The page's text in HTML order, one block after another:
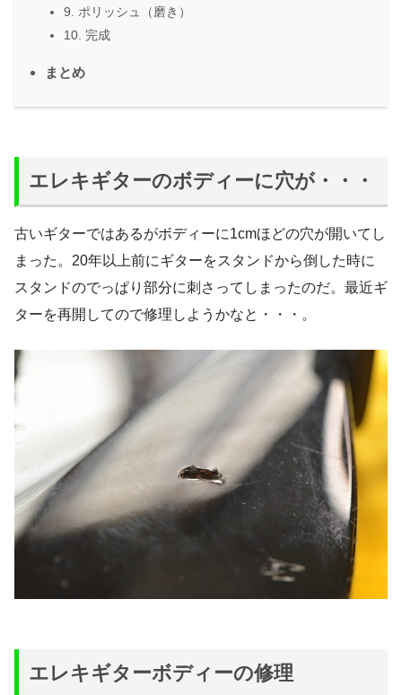
9. ポリッシュ（磨き）
10. 完成
まとめ
エレキギターのボディーに穴が・・・
古いギターではあるがボディーに1cmほどの穴が開いてし
まった。20年以上前にギターをスタンドから倒した時に
スタンドのでっぱり部分に刺さってしまったのだ。最近ギ
ターを再開してので修理しようかなと・・・。
エレキギターボディーの修理